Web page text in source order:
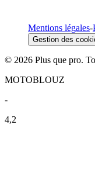
Mentions légales-
Gestion des
© 2026 Plus que pro.
MOTOBLOUZ
-
4,2